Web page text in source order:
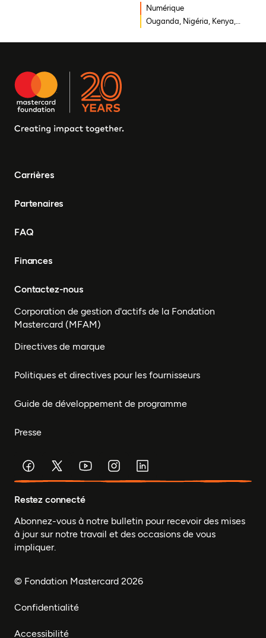
du Congo, Malawi, Gambie,
d'Ivoire, Zambie, Syrie,
Tchad, Eswatini, Zimbabwe,
Tanzanie, Sud Soudan,
Afrique du Sud, Guinée-
Bénin, Togo
Numérique
Ouganda, Nigéria, Kenya,
Carrières
Partenaires
FAQ
Finances
Contactez-nous
Corporation de gestion d'actifs de la Fondation
Mastercard (MFAM)
Directives de marque
Politiques et directives pour les fournisseurs
Guide de développement de programme
Presse
Restez connecté
Abonnez-vous à notre bulletin pour recevoir des mises
à jour sur notre travail et des occasions de vous
impliquer.
© Fondation Mastercard 2026
Confidentialité
Accessibilité